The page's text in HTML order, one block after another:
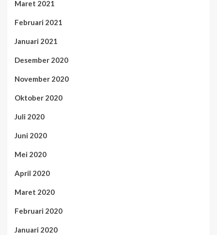
Maret 2021
Februari 2021
Januari 2021
Desember 2020
November 2020
Oktober 2020
Juli 2020
Juni 2020
Mei 2020
April 2020
Maret 2020
Februari 2020
Januari 2020